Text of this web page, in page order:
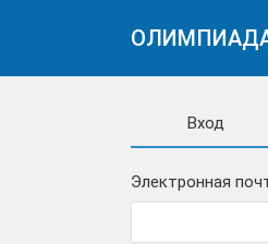
Вход
Электронная